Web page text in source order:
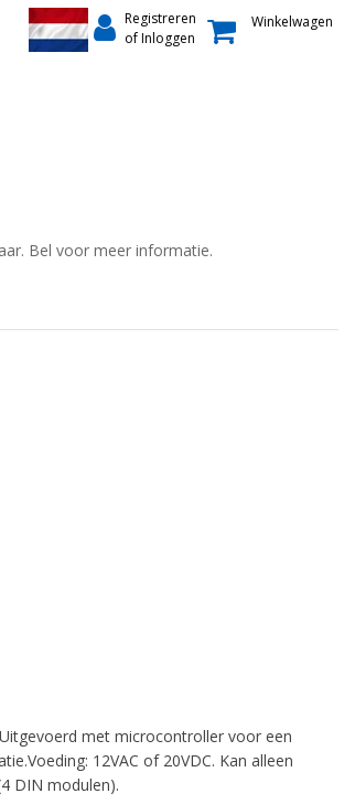
Registreren
of Inloggen
Winkelwagen
Bel voor meer informatie.
met microcontroller voor een
12VAC of 20VDC. Kan alleen
DIN modulen).